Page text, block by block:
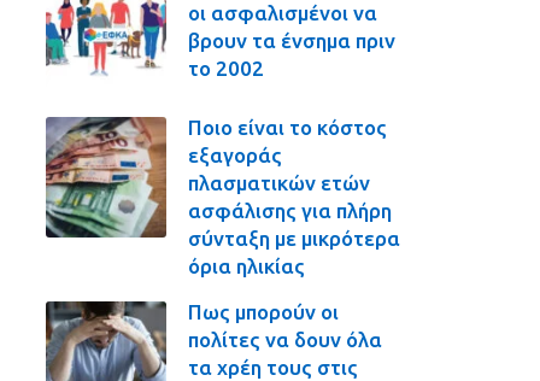
οι ασφαλισμένοι να
βρουν τα ένσημα πριν
το 2002
Ποιο είναι το κόστος
εξαγοράς
πλασματικών ετών
ασφάλισης για πλήρη
σύνταξη με μικρότερα
όρια ηλικίας
Πως μπορούν οι
πολίτες να δουν όλα
τα χρέη τους στις